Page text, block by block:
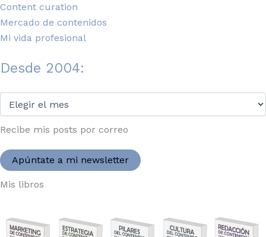
Content curation
Mercado de contenidos
Mi vida profesional
Desde 2004:
2004:
Recibe mis posts por correo
Apúntate a mi newsletter
Mis libros